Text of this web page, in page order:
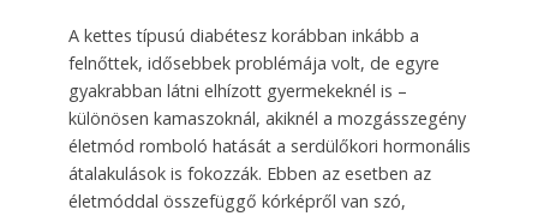
A kettes típusú diabétesz korábban inkább a
felnőttek, idősebbek problémája volt, de egyre
gyakrabban látni elhízott gyermekeknél is –
különösen kamaszoknál, akiknél a mozgásszegény
életmód romboló hatását a serdülőkori hormonális
átalakulások is fokozzák. Ebben az esetben az
életmóddal összefüggő kórképről van szó,